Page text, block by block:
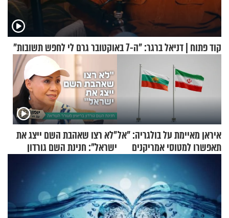
קוד פתוח | דניאל ברגר: "ה-7 באוקטובר גרם לי לחפש תשובות"
איראן מאיימת על בולגריה: "אל
תאפשרו למטוסי אמריקנים
להמריא מהשטח שלכם"
"לא רצו שאהבת השם ייצג את
ישראל": חנינת השם גורדון
בריאיון מעורר השראה